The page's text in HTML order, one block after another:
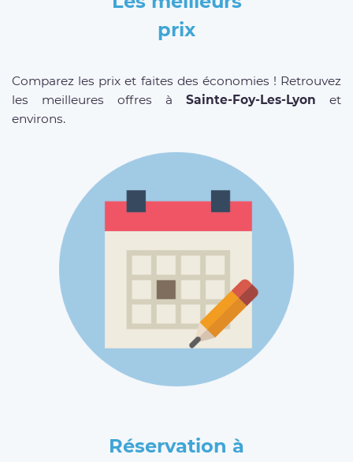
prix
Comparez les prix et faites des économies ! Retrouvez
les meilleures offres à Sainte-Foy-Les-Lyon et
environs.
Réservation à